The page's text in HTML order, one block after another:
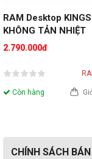
RAM Desktop
KHÔNG TẢN NHIỆT
16GB (1x16GB)
2.790.000đ
Còn hàng
CHÍNH SÁCH